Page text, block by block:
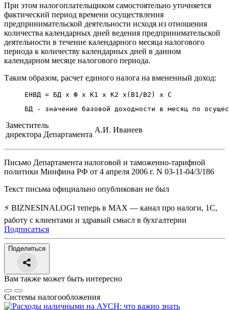
При этом налогоплательщиком самостоятельно уточняется
фактический период времени осуществления
предпринимательской деятельности исходя из отношения
количества календарных дней ведения предпринимательской
деятельности в течение календарного месяца налогового
периода к количеству календарных дней в данном
календарном месяце налогового периода.
Таким образом, расчет единого налога на вмененный доход:
     ЕНВД = БД х Ф х К1 х К2 х(В1/В2) х С
БД - значение базовой доходности в месяц по
Заместитель
директора Департамента
А.И. Иванеев
Письмо Департамента налоговой и таможенно-тарифной
политики Минфина РФ от 4 апреля 2006 г. N 03-11-04/3/186
Текст письма официально опубликован не был
⚡ BIZNESINALOGI теперь в MAX — канал про налоги, 1С,
работу с клиентами и здравый смысл в бухгалтерии
Подписаться
Поделиться
Вам также может быть интересно
Системы налогообложения